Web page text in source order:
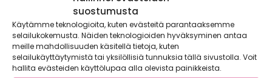
suostumusta
Käytämme teknologioita, kuten evästeitä parantaaksemme
selailukokemusta. Näiden teknologioiden hyväksyminen antaa
meille mahdollisuuden käsitellä tietoja, kuten
selailukäyttäytymistä tai yksilöllisiä tunnuksia tällä sivustolla. Voit
hallita evästeiden käyttölupaa alla olevista painikkeista.
Helppo savukalaseljanka ja mehevä
maapähkinävoi-kasvispata